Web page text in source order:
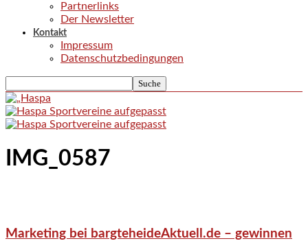
Partnerlinks
Der Newsletter
Kontakt
Impressum
Datenschutzbedingungen
IMG_0587
Marketing bei bargteheideAktuell.de – gewinnen